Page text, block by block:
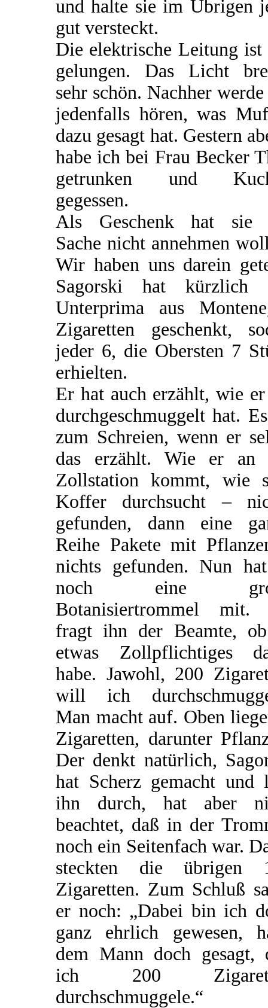
und halte sie im Übrigen
gut versteckt.
Die elektrische Leitung ist
gelungen. Das Licht
sehr schön. Nachher
jedenfalls hören, was
dazu gesagt hat. Gestern
habe ich bei Frau Becker
getrunken und
gegessen.
Als Geschenk hat sie
Sache nicht annehmen
Wir haben uns darein
Sagorski hat kürzlich
Unterprima aus
Zigaretten geschenkt,
jeder 6, die Obersten 7
erhielten.
Er hat auch erzählt, wie
durchgeschmuggelt hat.
zum Schreien, wenn er
das erzählt. Wie er an
Zollstation kommt, wie
Koffer durchsucht –
gefunden, dann eine
Reihe Pakete mit
nichts gefunden. Nun
noch eine
Botanisiertrommel mit.
fragt ihn der Beamte,
etwas Zollpflichtiges
habe. Jawohl, 200
will ich
Man macht auf. Oben
Zigaretten, darunter
Der denkt natürlich,
hat Scherz gemacht und
ihn durch, hat aber
beachtet, daß in der
noch ein Seitenfach war.
steckten die übrigen
Zigaretten. Zum Schluß
er noch: „Dabei bin ich
ganz ehrlich gewesen,
dem Mann doch gesagt,
ich 200
durchschmuggele.“